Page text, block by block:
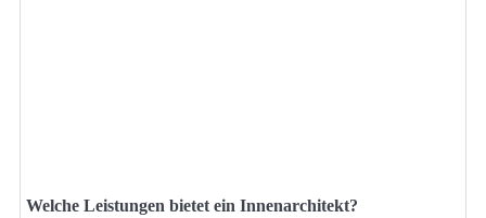
Welche Leistungen bietet ein Innenarchitekt?